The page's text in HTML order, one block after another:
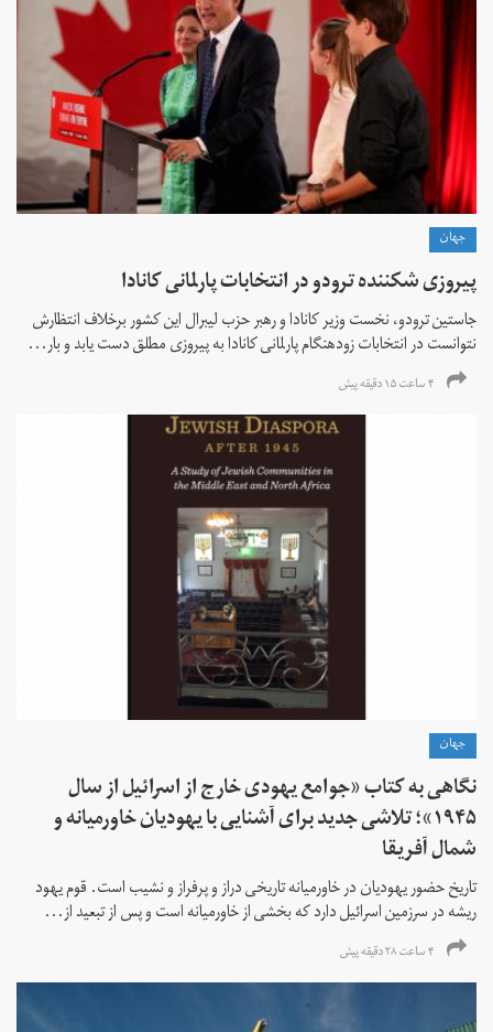
جهان
پیروزی شکننده ترودو در انتخابات پارلمانی کانادا
جاستین ترودو، نخست وزیر کانادا و رهبر حزب لیبرال این کشور برخلاف انتظارش
نتوانست در انتخابات زود‌هنگام پارلمانی کانادا به پیروزی مطلق دست یابد و بار...
۴ ساعت ۱۵ دقیقه پیش
جهان
نگاهی به کتاب «جوامع یهودی خارج از اسرائیل از سال
۱۹۴۵»؛ تلاشی جدید برای آشنایی با یهودیان خاورمیانه و
شمال آفریقا
تاریخ حضور یهودیان در خاورمیانه تاریخی دراز و پرفراز و نشیب است. قوم یهود
ریشه در سرزمین اسرائیل دارد که بخشی از خاورمیانه است و پس از تبعید از...
۴ ساعت ۲۸ دقیقه پیش